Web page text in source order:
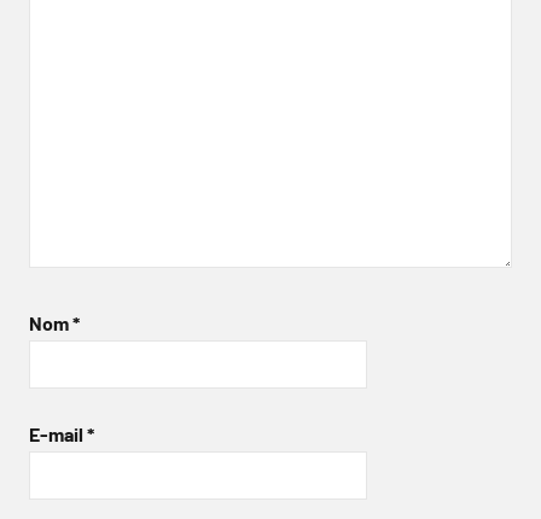
Nom*
E-mail *